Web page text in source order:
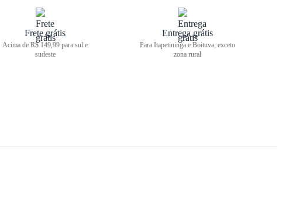
Frete grátis
Acima de R$ 149,99 para sul e
sudeste
Entrega grátis
Para Itapetininga e Boituva, exceto
zona rural